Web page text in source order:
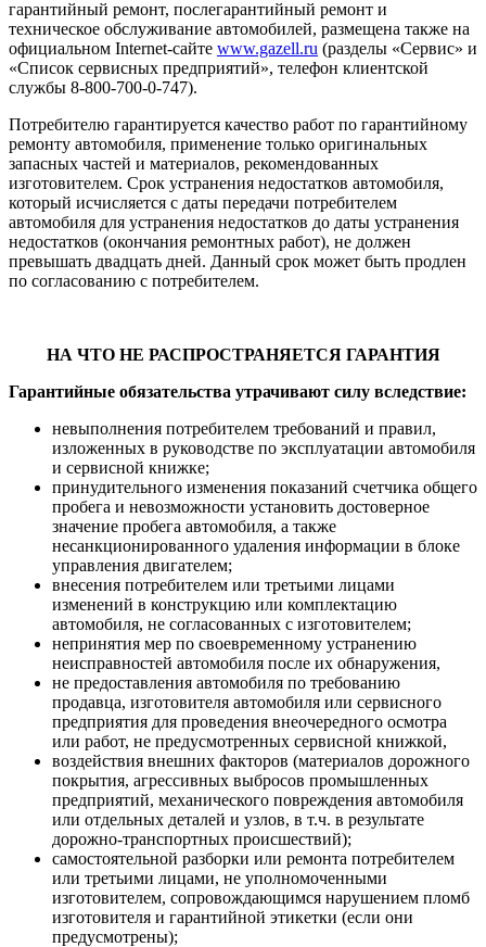
гарантийный ремонт, послегарантийный ремонт и
техническое обслуживание автомобилей, размещена также на
официальном Internet-сайте www.gazell.ru (разделы «Сервис» и
«Список сервисных предприятий», телефон клиентской
службы 8-800-700-0-747).
Потребителю гарантируется качество работ по гарантийному
ремонту автомобиля, применение только оригинальных
запасных частей и материалов, рекомендованных
изготовителем. Срок устранения недостатков автомобиля,
который исчисляется с даты передачи потребителем
автомобиля для устранения недостатков до даты устранения
недостатков (окончания ремонтных работ), не должен
превышать двадцать дней. Данный срок может быть продлен
по согласованию с потребителем.
НА ЧТО НЕ РАСПРОСТРАНЯЕТСЯ ГАРАНТИЯ
Гарантийные обязательства утрачивают силу вследствие:
невыполнения потребителем требований и правил,
изложенных в руководстве по эксплуатации автомобиля
и сервисной книжке;
принудительного изменения показаний счетчика общего
пробега и невозможности установить достоверное
значение пробега автомобиля, а также
несанкционированного удаления информации в блоке
управления двигателем;
внесения потребителем или третьими лицами
изменений в конструкцию или комплектацию
автомобиля, не согласованных с изготовителем;
непринятия мер по своевременному устранению
неисправностей автомобиля после их обнаружения,
не предоставления автомобиля по требованию
продавца, изготовителя автомобиля или сервисного
предприятия для проведения внеочередного осмотра
или работ, не предусмотренных сервисной книжкой,
воздействия внешних факторов (материалов дорожного
покрытия, агрессивных выбросов промышленных
предприятий, механического повреждения автомобиля
или отдельных деталей и узлов, в т.ч. в результате
дорожно-транспортных происшествий);
самостоятельной разборки или ремонта потребителем
или третьими лицами, не уполномоченными
изготовителем, сопровождающимся нарушением пломб
изготовителя и гарантийной этикетки (если они
предусмотрены);